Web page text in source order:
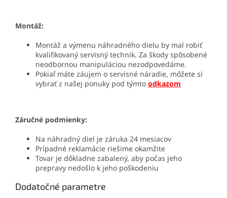
Montáž:
Montáž a výmenu náhradného dielu by mal robiť
kvalifikovaný servisný technik. Za škody spôsobené
neodbornou manipuláciou nezodpovedáme.
Pokiaľ máte záujem o servisné náradie, môžete si
vybrať z našej ponuky pod týmto odkazom
Záručné podmienky:
Na náhradný diel je záruka 24 mesiacov
Prípadné reklamácie riešime okamžite
Tovar je dôkladne zabalený, aby počas jeho
prepravy nedošlo k jeho poškodeniu
Dodatočné parametre